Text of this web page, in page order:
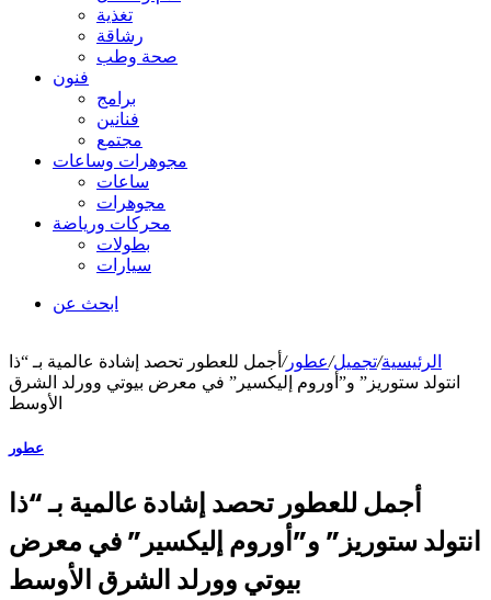
تغذية
رشاقة
صحة وطب
فنون
برامج
فنانين
مجتمع
مجوهرات وساعات
ساعات
مجوهرات
محركات ورياضة
بطولات
سيارات
ابحث عن
الرئيسية/تجميل/عطور/ أجمل للعطور تحصد إشادة عالمية بـ “ذا
انتولد ستوريز” و”أوروم إليكسير” في معرض بيوتي وورلد الشرق
الأوسط
عطور
أجمل للعطور تحصد إشادة عالمية بـ “ذا
انتولد ستوريز” و”أوروم إليكسير” في معرض
بيوتي وورلد الشرق الأوسط